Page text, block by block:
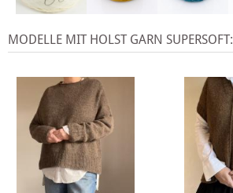
MODELLE MIT HOLST GARN SUPERSOFT: